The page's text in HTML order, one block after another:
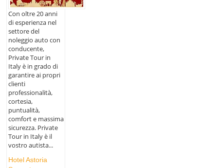
Con oltre 20 anni
di esperienza nel
settore del
noleggio auto con
conducente,
Private Tour in
Italy è in grado di
garantire ai propri
clienti
professionalità,
cortesia,
puntualità,
comfort e massima
sicurezza. Private
Tour in Italy è il
vostro autista...
Hotel Astoria